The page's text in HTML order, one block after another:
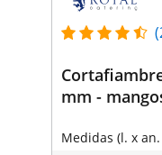
mm -
Medidas (l. x